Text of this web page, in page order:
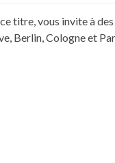
titre, vous invite à
Berlin, Cologne et